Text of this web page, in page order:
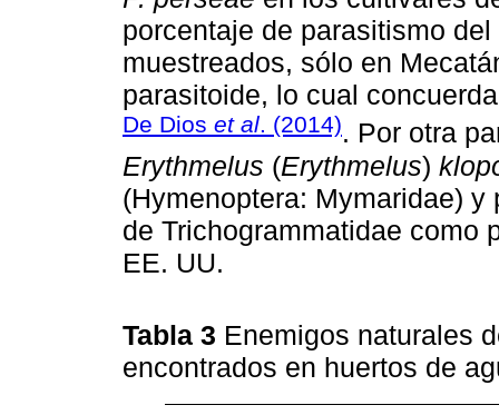
porcentaje de parasitismo
muestreados, sólo en
parasitoide, lo cual
De Dios et al. (2014). Por otra
Erythmelus (Erythmelus)
(Hymenoptera: Mymaridae)
de Trichogrammatidae como
EE. UU.
Tabla 3 Enemigos naturales
encontrados en huertos de